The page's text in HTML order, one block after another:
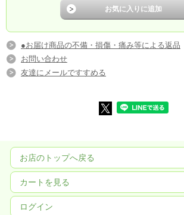
●お届け商品の不備・損傷・痛み等による返品
お問い合わせ
友達にメールですすめる
お店のトップへ戻る
カートを見る
ログイン